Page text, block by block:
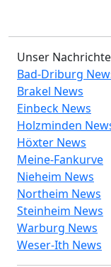
Unser
Bad-Driburg
Brakel News
Einbeck News
Holzminden
Höxter News
Meine-Fankurve
Nieheim News
Northeim News
Steinheim News
Warburg News
Weser-Ith News